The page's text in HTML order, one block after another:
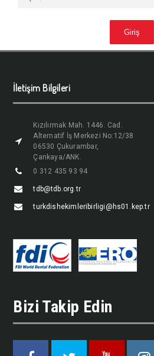
İletişim Bilgileri
Kızılırmak Mah. 1446. Cad.
Alternatif İş Merkezi No:12/38
06530 Çukurambar,
Çankaya/ANK.
0 312 435 93 94
tdb@tdb.org.tr
turkdishekimleribirligi@hs01.kep.tr
Bizi Takip Edin
Facebook Twitter Youtube Instagram